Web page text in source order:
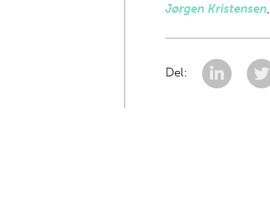
Jørgen Kristensen,
Del: